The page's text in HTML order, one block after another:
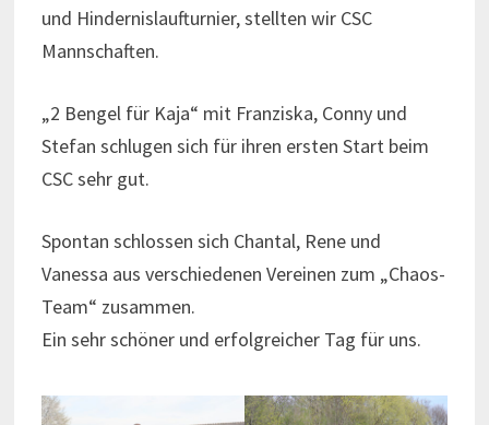
und Hindernislaufturnier, stellten wir CSC
Mannschaften.
„2 Bengel für Kaja“ mit Franziska, Conny und
Stefan schlugen sich für ihren ersten Start beim
CSC sehr gut.
Spontan schlossen sich Chantal, Rene und
Vanessa aus verschiedenen Vereinen zum „Chaos-
Team“ zusammen.
Ein sehr schöner und erfolgreicher Tag für uns.